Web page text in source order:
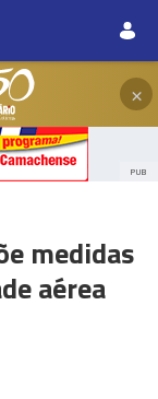
×
PUB
medidas
aérea